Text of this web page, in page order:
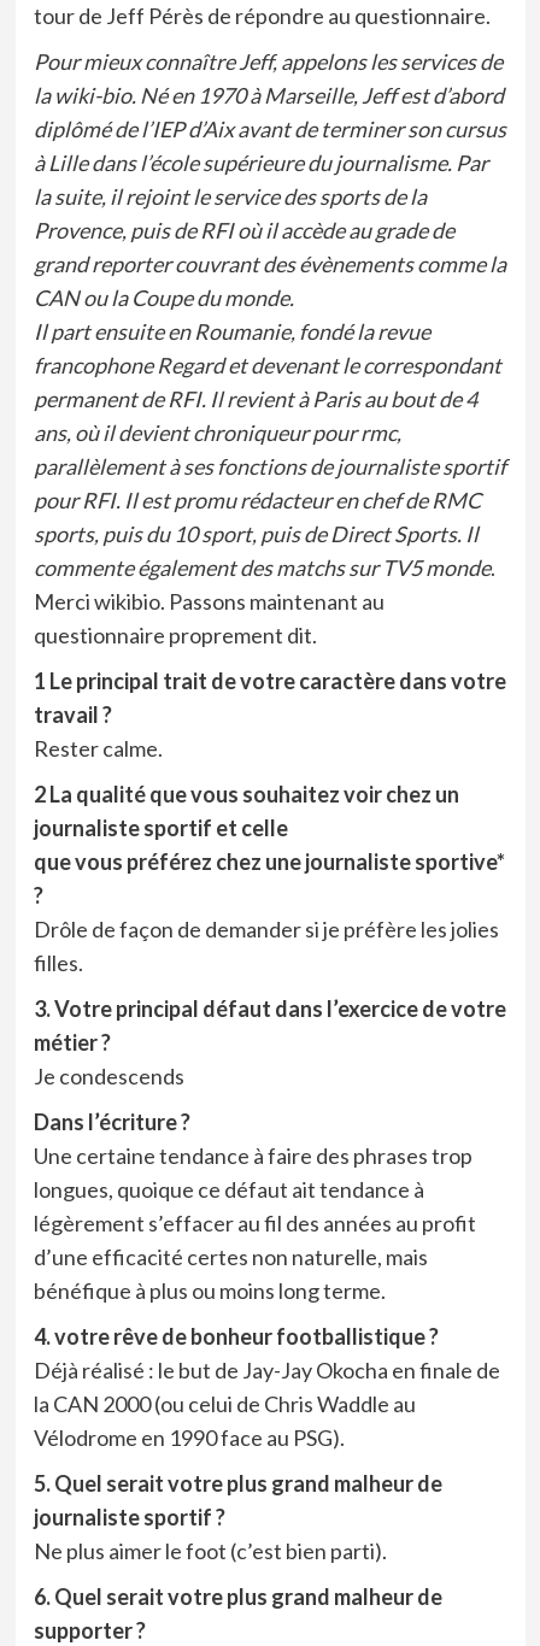
tour de Jeff Pérès de répondre au questionnaire.
Pour mieux connaître Jeff, appelons les services de
la wiki-bio. Né en 1970 à Marseille, Jeff est d’abord
diplômé de l’IEP d’Aix avant de terminer son cursus
à Lille dans l’école supérieure du journalisme. Par
la suite, il rejoint le service des sports de la
Provence, puis de RFI où il accède au grade de
grand reporter couvrant des évènements comme la
CAN ou la Coupe du monde.
Il part ensuite en Roumanie, fondé la revue
francophone Regard et devenant le correspondant
permanent de RFI. Il revient à Paris au bout de 4
ans, où il devient chroniqueur pour rmc,
parallèlement à ses fonctions de journaliste sportif
pour RFI. Il est promu rédacteur en chef de RMC
sports, puis du 10 sport, puis de Direct Sports. Il
commente également des matchs sur TV5 monde.
Merci wikibio. Passons maintenant au
questionnaire proprement dit.
1 Le principal trait de votre caractère dans votre
travail ?
Rester calme.
2 La qualité que vous souhaitez voir chez un
journaliste sportif et celle
que vous préférez chez une journaliste sportive*
?
Drôle de façon de demander si je préfère les jolies
filles.
3. Votre principal défaut dans l’exercice de votre
métier ?
Je condescends
Dans l’écriture ?
Une certaine tendance à faire des phrases trop
longues, quoique ce défaut ait tendance à
légèrement s’effacer au fil des années au profit
d’une efficacité certes non naturelle, mais
bénéfique à plus ou moins long terme.
4. votre rêve de bonheur footballistique ?
Déjà réalisé : le but de Jay-Jay Okocha en finale de
la CAN 2000 (ou celui de Chris Waddle au
Vélodrome en 1990 face au PSG).
5. Quel serait votre plus grand malheur de
journaliste sportif ?
Ne plus aimer le foot (c’est bien parti).
6. Quel serait votre plus grand malheur de
supporter ?